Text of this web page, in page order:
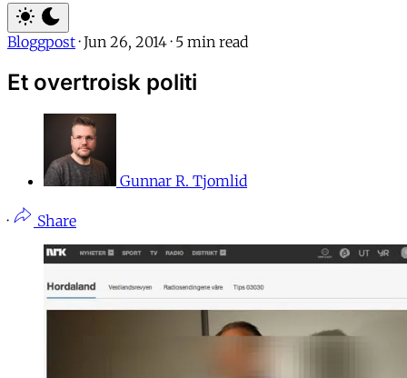
Bloggpost · Jun 26, 2014 · 5 min read
Et overtroisk politi
Gunnar R. Tjomlid
· Share